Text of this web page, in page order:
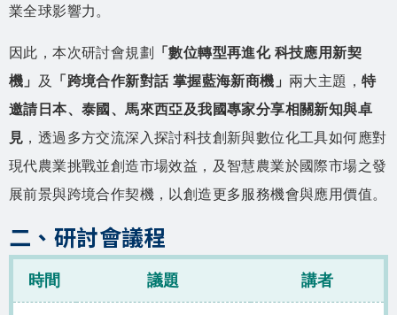
業全球影響力。
因此，本次研討會規劃
「數位轉型再進化 科技應用新契
機」 及 「跨境合作新對話 掌握藍海新商機」 兩大主題，特
邀請日本、泰國、馬來西亞及我國專家分享相關新知與卓
見 ，透過多方交流深入探討科技創新與數位化工具如何應對
現代農業挑戰並創造市場效益，及智慧農業於國際市場之發
展前景與跨境合作契機，以創造更多服務機會與應用價值。
二、研討會議程
時間 議題 講者